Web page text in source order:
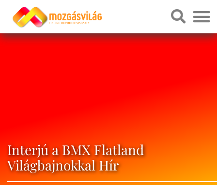
Interjú a BMX Flatland
Világbajnokkal Hír